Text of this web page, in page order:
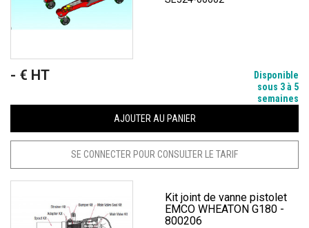
Prix
- € HT
Disponible
sous 3 à 5
semaines
AJOUTER AU PANIER
SE CONNECTER POUR CONSULTER LE TARIF
Kit joint de vanne pistolet
EMCO WHEATON G180 -
800206